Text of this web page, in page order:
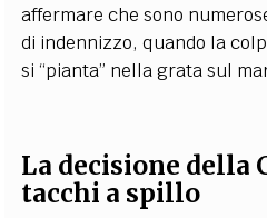
affermare che sono
di indennizzo, quando la
si “pianta” nella grata sul
La decisione della
tacchi a spillo